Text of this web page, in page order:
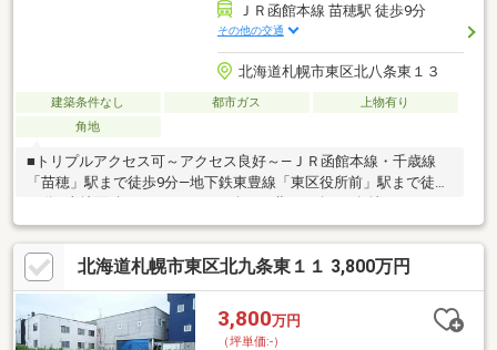
ＪＲ函館本線 苗穂駅 徒歩9分
その他の交通
北海道札幌市東区北八条東１３
建築条件なし 都市ガス
上物有り
角地
■トリプルアクセス可～アクセス良好～―ＪＲ函館本線・千歳線
「苗穂」駅まで徒歩9分―地下鉄東豊線「東区役所前」駅まで徒歩
建ぺい率は、緩和されません。―北側 （公道）幅員：15.0ｍ
土地間口：約10.0ｍ―西側 （公道）幅員：4.0ｍ 土地間口：約
9.1ｍ■第一種住居地域■建ぺい率：60％ 容積率：200％■前面道
路に都市ガス管あり■建築条件付き土地ではありません■生活利便
性良好
北海道札幌市東区北九条東１１ 3,800万円
3,800万円
（坪単価:-）